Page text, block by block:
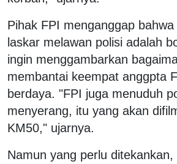
Pihak FPI menganggap
laskar melawan polisi adalah
ingin menggambarkan
membantai keempat anggpta
berdaya. "FPI juga menuduh
menyerang, itu yang akan
KM50," ujarnya.
Namun yang perlu